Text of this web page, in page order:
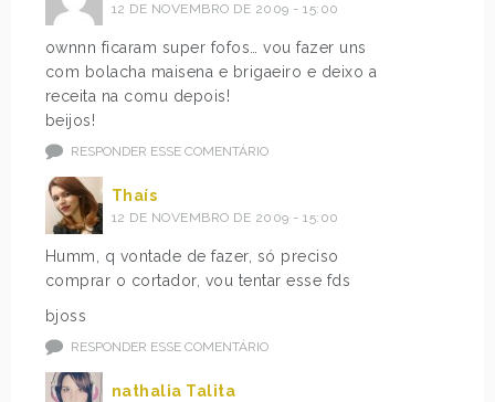
12 DE NOVEMBRO DE 2009 - 15:00
ownnn ficaram super fofos… vou fazer uns
com bolacha maisena e brigaeiro e deixo a
receita na comu depois!
beijos!
RESPONDER ESSE COMENTÁRIO
Thaís
12 DE NOVEMBRO DE 2009 - 15:00
Humm, q vontade de fazer, só preciso
comprar o cortador, vou tentar esse fds
bjoss
RESPONDER ESSE COMENTÁRIO
nathalia Talita